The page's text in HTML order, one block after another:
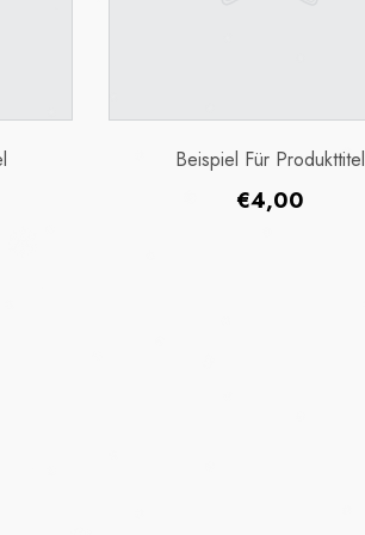
Beispiel Für Produkttitel
Normaler
€4,00
cases worldwide) and